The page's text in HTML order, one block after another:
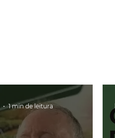
1 min de leitura